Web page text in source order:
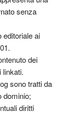
senza
editoriale ai
dei
linkati.
sono tratti da
dominio;
diritti